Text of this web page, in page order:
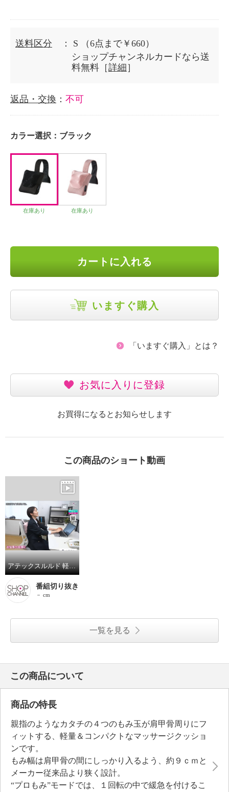
送料区分 ： S
（6点まで￥660）
ショップチャンネルカードなら送
料無料［詳細 ］
返品・交換 ： 不可
カラー選択： ブラック
在庫あり 在庫あり
カートに入れる
いますぐ購入
「いますぐ購入」とは？
お気に入りに登録
お買得になるとお知らせします
この商品のショート動画
アテックスルルド 軽量＆コンパクトで 肩甲骨まわりにフィット！ マッサージクッション Ｃ３０
番組切り抜き
－ cm
一覧を見る
この商品について
商品の特長
親指のようなカタチの４つのもみ玉が肩甲骨周りにフ
ィットする、軽量＆コンパクトなマッサージクッショ
ンです。
もみ幅は肩甲骨の間にしっかり入るよう、約９ｃｍと
メーカー従来品より狭く設計。
“プロもみ”モードでは、１回転の中で緩急を付けるこ